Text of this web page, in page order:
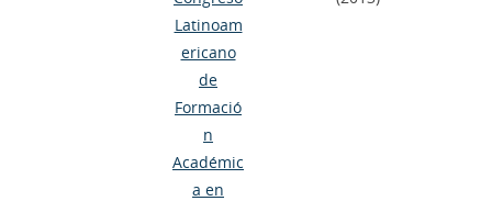
Latinoam
ericano
de
Formació
n
Académic
a en